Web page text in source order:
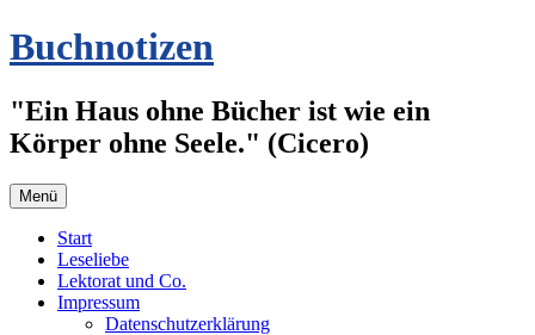
Zum
Inhalt
Buchnotizen
"Ein Haus ohne Bücher ist wie ein
Körper ohne Seele." (Cicero)
Menü
Start
Leseliebe
Lektorat und Co.
Impressum
Datenschutzerklärung